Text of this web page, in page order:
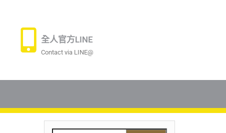
全人官方LINE
Contact via LINE@